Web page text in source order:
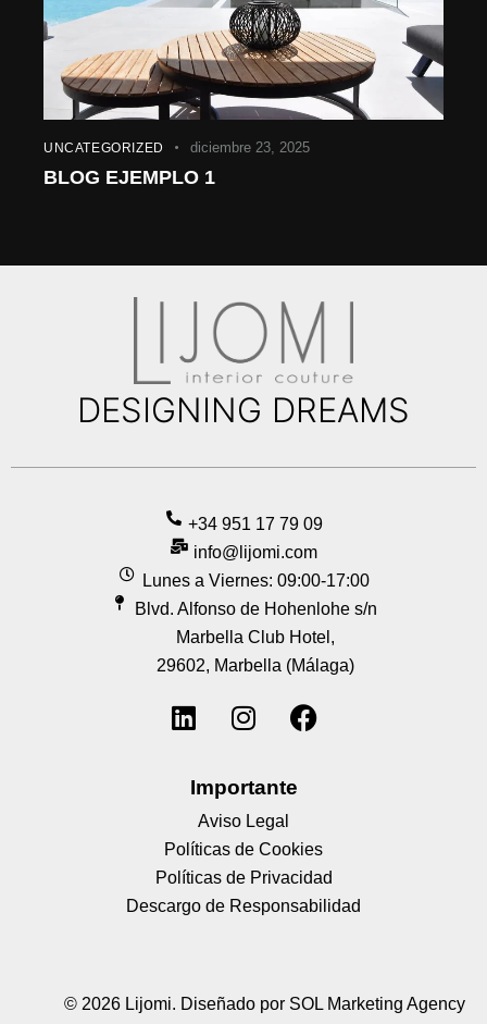
UNCATEGORIZED diciembre 23, 2025
BLOG EJEMPLO 1
DESIGNING DREAMS
+34 951 17 79 09
info@lijomi.com
Lunes a Viernes: 09:00-17:00
Blvd. Alfonso de Hohenlohe s/n
Marbella Club Hotel,
29602, Marbella (Málaga)
Importante
Aviso Legal
Políticas de Cookies
Políticas de Privacidad
Descargo de Responsabilidad
© 2026 Lijomi. Diseñado por SOL Marketing Agency